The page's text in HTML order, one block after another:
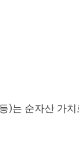
)는 순자산 가치